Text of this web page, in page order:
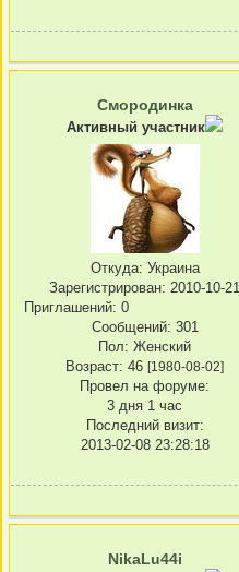
Смородинка
Активный участник
Откуда: Украина
Зарегистрирован: 2010-10-21
Приглашений: 0
Сообщений: 301
Пол: Женский
Возраст: 46 [1980-08-02]
Провел на форуме:
3 дня 1 час
Последний визит:
2013-02-08 23:28:18
NikaLu44i